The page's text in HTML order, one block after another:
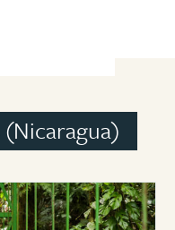
(Nicaragua)